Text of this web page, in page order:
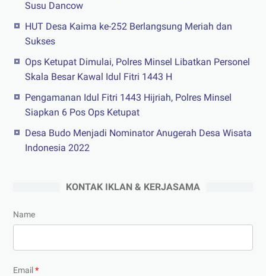
Susu Dancow
HUT Desa Kaima ke-252 Berlangsung Meriah dan
Sukses
Ops Ketupat Dimulai, Polres Minsel Libatkan Personel
Skala Besar Kawal Idul Fitri 1443 H
Pengamanan Idul Fitri 1443 Hijriah, Polres Minsel
Siapkan 6 Pos Ops Ketupat
Desa Budo Menjadi Nominator Anugerah Desa Wisata
Indonesia 2022
KONTAK IKLAN & KERJASAMA
Name
Email *